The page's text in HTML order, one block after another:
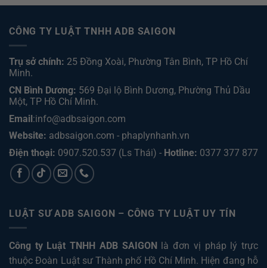
CÔNG TY LUẬT TNHH ADB SAIGON
Trụ sở chính: 25 Đồng Xoài, Phường Tân Bình, TP Hồ Chí
Minh.
CN Bình Dương: 569 Đại lộ Bình Dương, Phường Thủ Dầu
Một, TP Hồ Chí Minh.
Email:info@adbsaigon.com
Website: adbsaigon.com - phaplynhanh.vn
Điện thoại: 0907.520.537 (Ls Thái) - Hotline: 0377 377 877
LUẬT SƯ ADB SAIGON – CÔNG TY LUẬT UY TÍN
Công ty Luật TNHH ADB SAIGONlà đơn vị pháp lý trực
thuộc Đoàn Luật sư Thành phố Hồ Chí Minh. Hiện đang hỗ